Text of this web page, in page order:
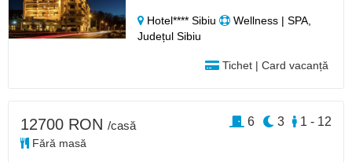
Hotel**** Sibiu
Wellness | SPA,
Județul Sibiu
Tichet | Card vacanță
12700 RON /casă
Fără masă
1 - 12
3
6